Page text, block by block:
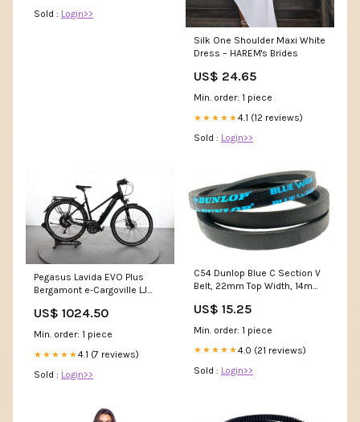
Sold : Login>>
Silk One Shoulder Maxi White
Dress – HAREM's Brides
US$ 24.65
Min. order: 1 piece
★★★★★4.1 (12 reviews)
Sold : Login>>
Pegasus Lavida EVO Plus
Bergamont e-Cargoville LJ
US$ 1024.50
Min. order: 1 piece
★★★★★4.1 (7 reviews)
Sold : Login>>
C54 Dunlop Blue C Section V
Belt, 22mm Top Width, 14mm
1372mm Open
US$ 15.25
Min. order: 1 piece
★★★★★4.0 (21 reviews)
Sold : Login>>